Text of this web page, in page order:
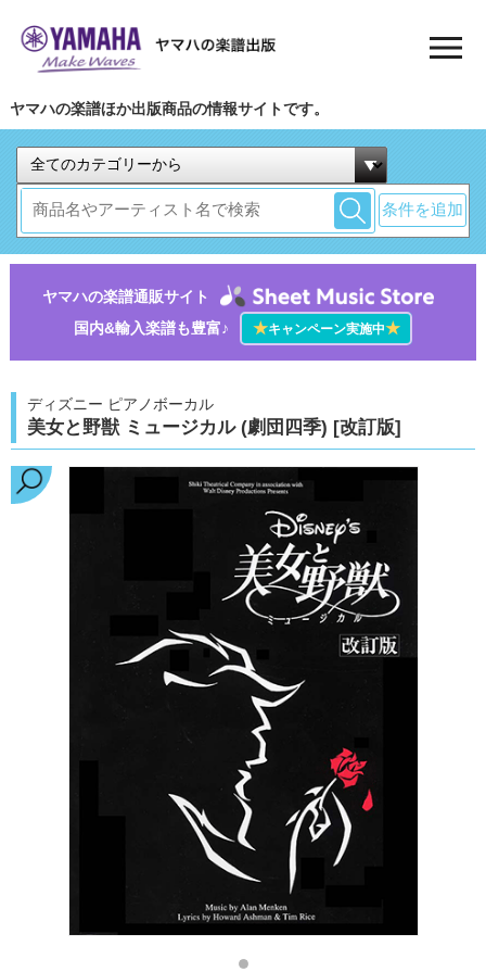
ヤマハの楽譜ほか出版商品の情報サイトです。
条件を追加
ヤマハの楽譜通販サイト
国内&輸入楽譜も豊富♪
★キャンペーン実施中★
ディズニー ピアノボーカル
美女と野獣 ミュージカル (劇団四季) [改訂版]